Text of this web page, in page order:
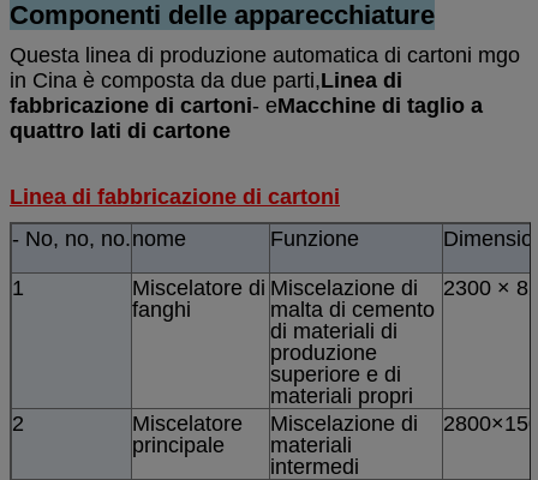
Componenti delle apparecchiature
Questa linea di produzione automatica di cartoni mgo
in Cina è composta da due parti,Linea di
fabbricazione di cartoni- eMacchine di taglio a
quattro lati di cartone
Linea di fabbricazione di cartoni
- No, no, no.nome Funzione
1
Miscelatore di
fanghi
Miscelazione di
malta di cemento
di materiali di
produzione
superiore e di
materiali propri
2300 ×
2
Miscelatore
principale
Miscelazione di
materiali
intermedi